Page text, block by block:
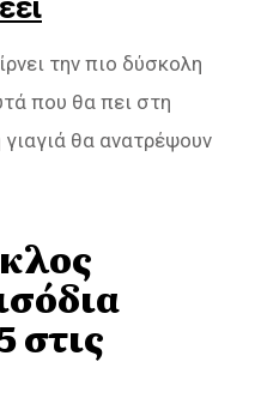
την πιο δύσκολη
που θα πει στη
θα ανατρέψουν
στις